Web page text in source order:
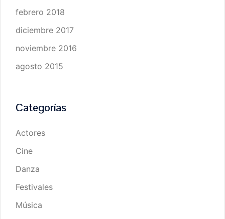
febrero 2018
diciembre 2017
noviembre 2016
agosto 2015
Categorías
Actores
Cine
Danza
Festivales
Música